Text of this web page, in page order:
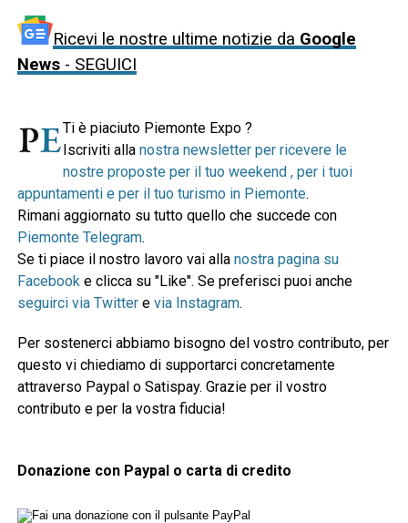
Ricevi le nostre ultime notizie da Google
News- SEGUICI
Ti è piaciuto Piemonte Expo ?
Iscriviti alla nostra newsletter per ricevere le
nostre proposte per il tuo weekend , per i tuoi
appuntamenti e per il tuo turismo in Piemonte.
Rimani aggiornato su tutto quello che succede con
Piemonte Telegram.
Se ti piace il nostro lavoro vai alla nostra pagina su
Facebooke clicca su "Like". Se preferisci puoi anche
seguirci via Twittere via Instagram.
Per sostenerci abbiamo bisogno del vostro contributo, per
questo vi chiediamo di supportarci concretamente
attraverso Paypal o Satispay. Grazie per il vostro
contributo e per la vostra fiducia!
Donazione con Paypal o carta di credito